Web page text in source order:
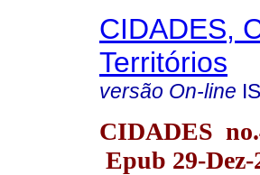
CIDADES,
Territórios
versão On-line
CIDADES
Epub 29-Dez-